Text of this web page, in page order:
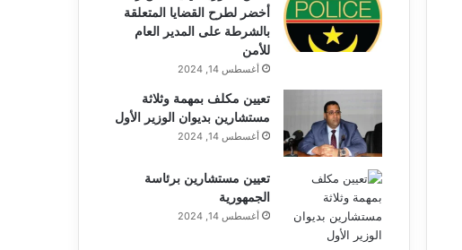
أخضر لطرح القضايا المتعلقة
بالشرطة على المدير العام
للأمن
أغسطس 14, 2024
تعيين مكلف بمهمة وثلاثة
مستشارين بديوان الوزير الأول
أغسطس 14, 2024
تعيين مستشارين برئاسة
الجمهورية
أغسطس 14, 2024